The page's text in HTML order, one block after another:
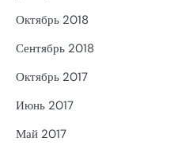
Октябрь 2018
Сентябрь 2018
Октябрь 2017
Июнь 2017
Май 2017